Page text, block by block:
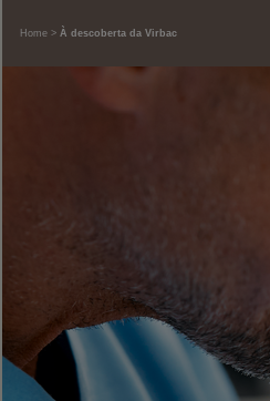
Home À descoberta da Virbac